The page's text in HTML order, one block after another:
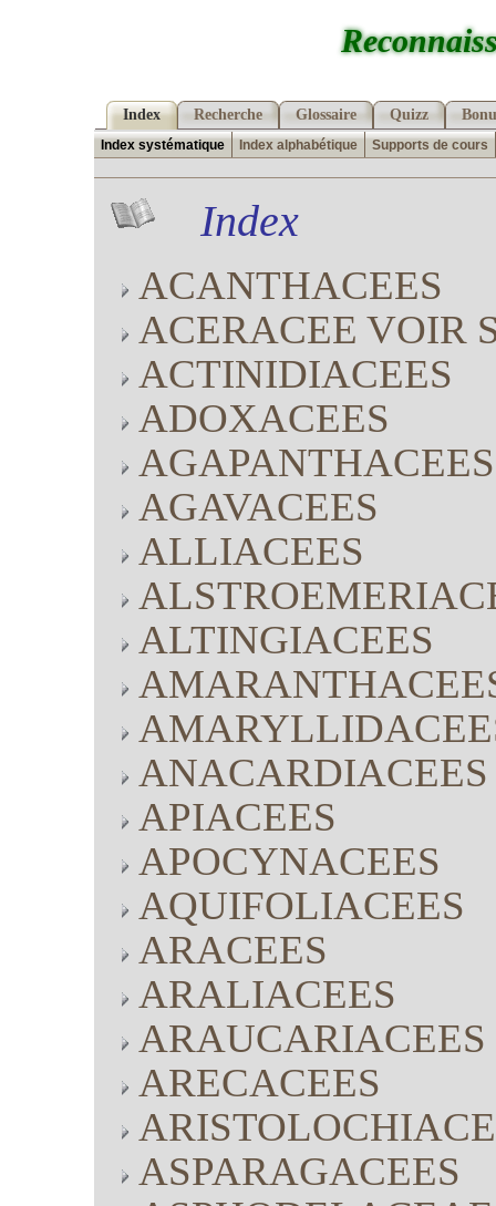
Index Recherche Glossaire Quizz
Index systématique Index alphabétique Supports de cours
Index
ACANTHACEES
ACERACEE VOIR
ACTINIDIACEES
ADOXACEES
AGAPANTHACEES
AGAVACEES
ALLIACEES
ALTINGIACEES
ANACARDIACEES
APIACEES
APOCYNACEES
AQUIFOLIACEES
ARACEES
ARALIACEES
ARAUCARIACEES
ARECACEES
ASPARAGACEES